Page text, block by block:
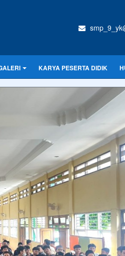
KARYA PESERTA DIDIK